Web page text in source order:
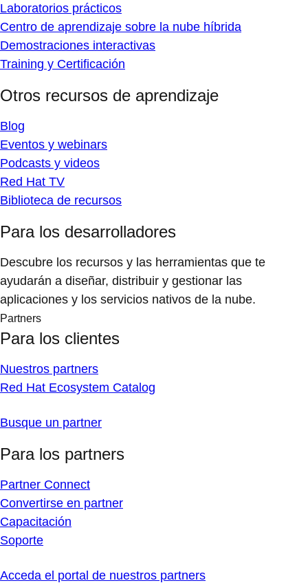
Laboratorios prácticos
Centro de aprendizaje sobre la nube híbrida
Demostraciones interactivas
Training y Certificación
Otros recursos de aprendizaje
Blog
Eventos y webinars
Podcasts y videos
Red Hat TV
Biblioteca de recursos
Para los desarrolladores
Descubre los recursos y las herramientas que te
ayudarán a diseñar, distribuir y gestionar las
aplicaciones y los servicios nativos de la nube.
Partners
Para los clientes
Nuestros partners
Red Hat Ecosystem Catalog
Busque un partner
Para los partners
Partner Connect
Convertirse en partner
Capacitación
Soporte
Acceda el portal de nuestros partners